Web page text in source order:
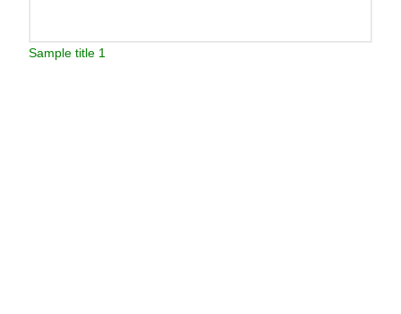
Sample title 1